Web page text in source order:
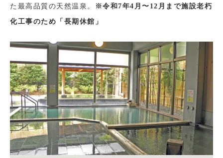
た最高品質の天然温泉。 ※令和7年4月〜12月まで施設老朽
化工事のため「長期休館」